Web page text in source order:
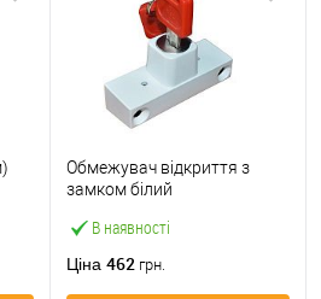
В наявності
Обмежувач відкриття з
замком білий
Ціна 462 грн.